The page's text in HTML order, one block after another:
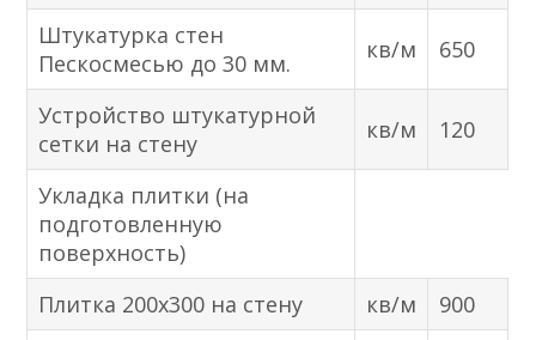
Штукатурка стен
Пескосмесью до 30 мм.
кв/м 650
Устройство штукатурной
сетки на стену
кв/м 120
Укладка плитки (на
подготовленную
поверхность)
Плитка 200х300 на стену
кв/м
900